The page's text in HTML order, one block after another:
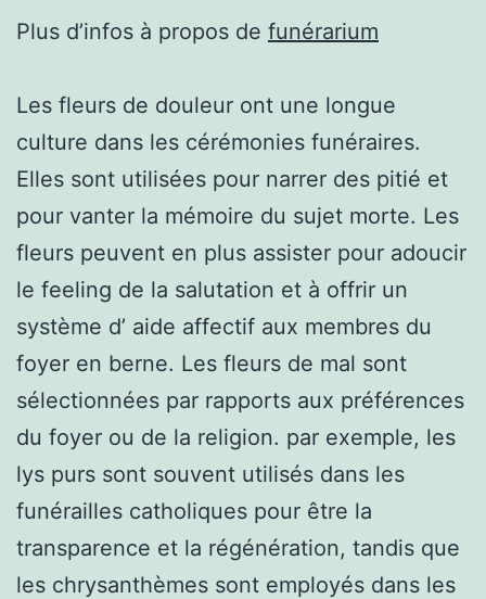
Plus d’infos à propos de funérarium
Les fleurs de douleur ont une longue
culture dans les cérémonies funéraires.
Elles sont utilisées pour narrer des pitié et
pour vanter la mémoire du sujet morte. Les
fleurs peuvent en plus assister pour adoucir
le feeling de la salutation et à offrir un
système d’ aide affectif aux membres du
foyer en berne. Les fleurs de mal sont
sélectionnées par rapports aux préférences
du foyer ou de la religion. par exemple, les
lys purs sont souvent utilisés dans les
funérailles catholiques pour être la
transparence et la régénération, tandis que
les chrysanthèmes sont employés dans les